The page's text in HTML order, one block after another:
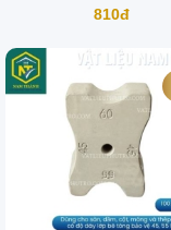
30/35/40
810đ